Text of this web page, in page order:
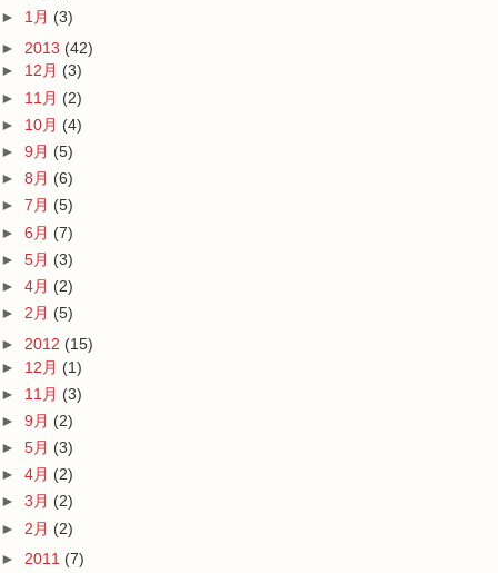
► 1月 (3)
► 2013 (42)
► 12月 (3)
► 11月 (2)
► 10月 (4)
► 9月 (5)
► 8月 (6)
► 7月 (5)
► 6月 (7)
► 5月 (3)
► 4月 (2)
► 2月 (5)
► 2012 (15)
► 12月 (1)
► 11月 (3)
► 9月 (2)
► 5月 (3)
► 4月 (2)
► 3月 (2)
► 2月 (2)
► 2011 (7)